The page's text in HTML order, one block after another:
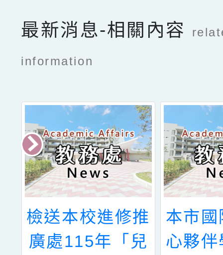
最新消息-相關內容
information
檢送本校進修推
廣處115年「兒
本市
心夥